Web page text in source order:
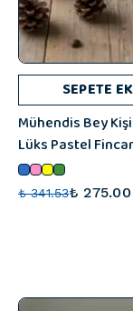
SEPETE
Mühendis Bey
Lüks Pastel
₺ 341.53₺ 275.00